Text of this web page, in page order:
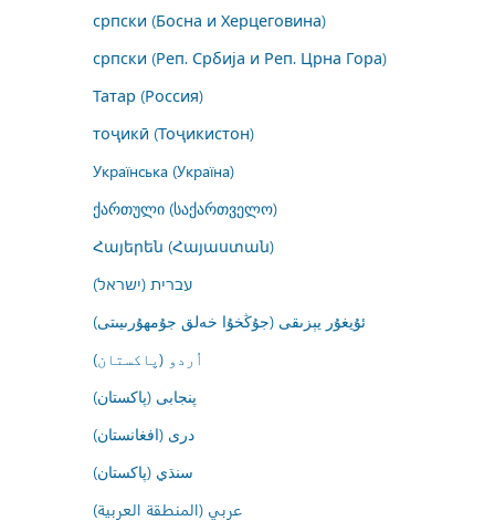
српски (Босна и Херцеговина)
српски (Реп. Србија и Реп. Црна Гора)
Татар (Россия)
тоҷикӣ (Тоҷикистон)
Українська (Україна)
ქართული (საქართველო)
Հայերեն (Հայաստան)
עברית (ישראל)
ئۇيغۇر يېزىقى (جۇڭخۇا خەلق جۇمھۇرىيىتى)
اُردو (پاکستان)
پنجابی (پاکستان)
درى (افغانستان)
سنڌي (پاکستان)
عربي (المنطقة العربية)